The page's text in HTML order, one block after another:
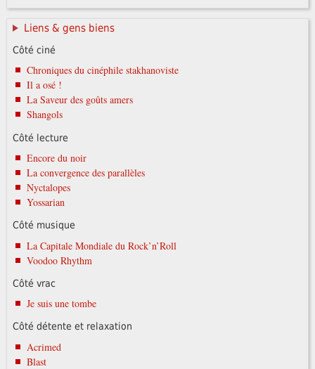
Liens & gens biens
Côté ciné
Chroniques du cinéphile stakhanoviste
Il a osé !
La Saveur des goûts amers
Shangols
Côté lecture
Encore du noir
La convergence des parallèles
Nyctalopes
Yossarian
Côté musique
La Capitale Mondiale du Rock’n’Roll
Voodoo Rhythm
Côté vrac
Je suis une tombe
Côté détente et relaxation
Acrimed
Blast